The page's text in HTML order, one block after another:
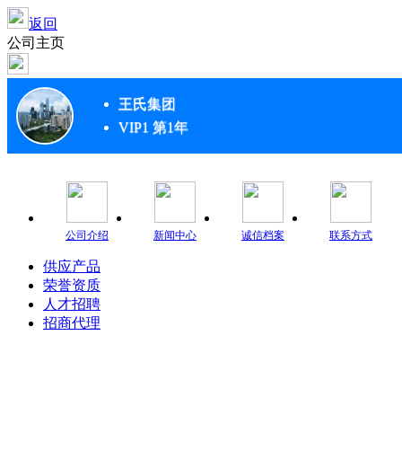
返回
公司主页
王氏集团
VIP1 第1年
公司介绍 新闻中心 诚信档案 联系方式
供应产品
荣誉资质
人才招聘
招商代理